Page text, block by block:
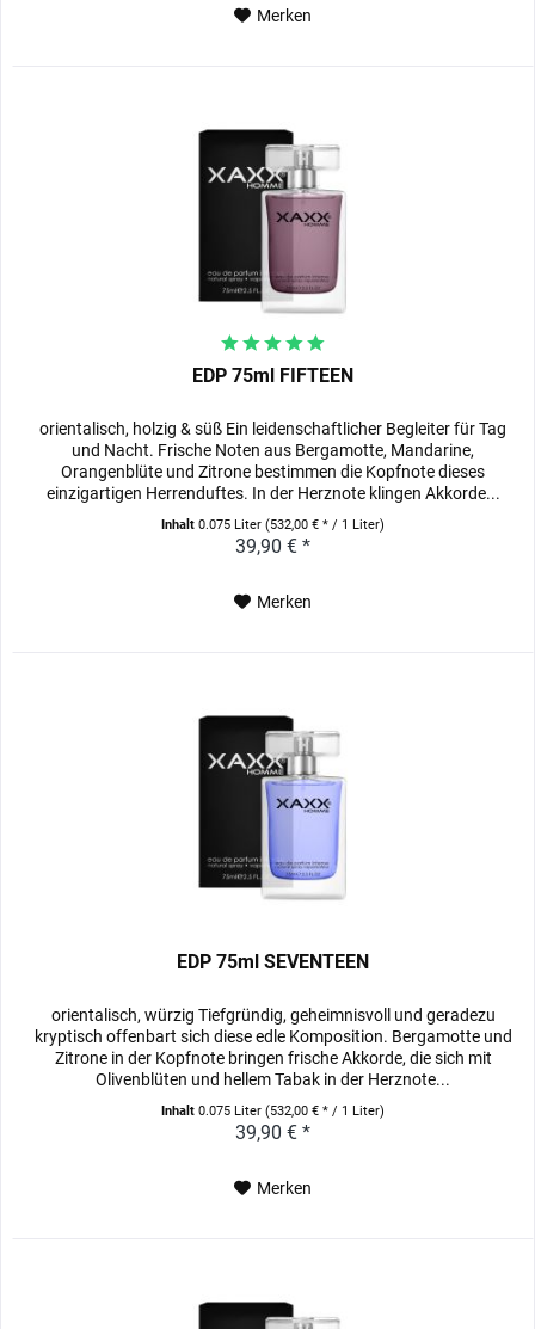
Merken
EDP 75ml FIFTEEN
orientalisch, holzig & süß Ein leidenschaftlicher Begleiter für Tag
und Nacht. Frische Noten aus Bergamotte, Mandarine,
Orangenblüte und Zitrone bestimmen die Kopfnote dieses
einzigartigen Herrenduftes. In der Herznote klingen Akkorde...
Inhalt0.075 Liter(532,00 € * / 1 Liter)
39,90 € *
Merken
EDP 75ml SEVENTEEN
orientalisch, würzig Tiefgründig, geheimnisvoll und geradezu
kryptisch offenbart sich diese edle Komposition. Bergamotte und
Zitrone in der Kopfnote bringen frische Akkorde, die sich mit
Olivenblüten und hellem Tabak in der Herznote...
Inhalt0.075 Liter(532,00 € * / 1 Liter)
39,90 € *
Merken